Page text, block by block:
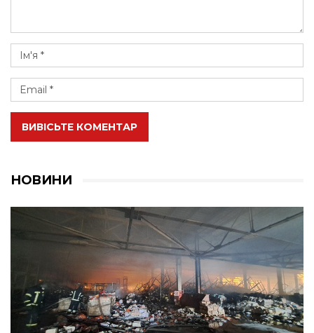
ВИВІСЬТЕ КОМЕНТАР
НОВИНИ